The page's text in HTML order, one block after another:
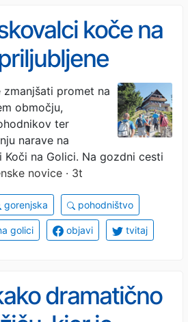
koče na
ne boste
promet na
območju,
ter
narave na
na Golici. Na gozdni cesti
novice · 3t
gorenjska pohodništvo
golici objavi tvitaj
dramatično